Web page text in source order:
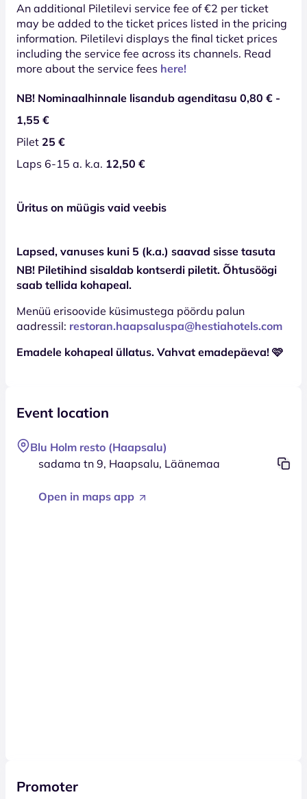
An additional Piletilevi service fee of €2 per ticket
may be added to the ticket prices listed in the pricing
information. Piletilevi displays the final ticket prices
including the service fee across its channels. Read
more about the service fees here!
NB! Nominaalhinnale lisandub agenditasu 0,80 € -
1,55 €
Pilet 25 €
Laps 6-15 a. k.a. 12,50 €
Üritus on müügis vaid veebis
Lapsed, vanuses kuni 5 (k.a.) saavad sisse tasuta
NB! Piletihind sisaldab kontserdi piletit. Õhtusöögi
saab tellida kohapeal.
Menüü erisoovide küsimustega pöördu palun
aadressil: restoran.haapsaluspa@hestiahotels.com
Emadele kohapeal üllatus. Vahvat emadepäeva! 🩷
Event location
Blu Holm resto (Haapsalu)
sadama tn 9, Haapsalu, Läänemaa
Open in maps app
Promoter